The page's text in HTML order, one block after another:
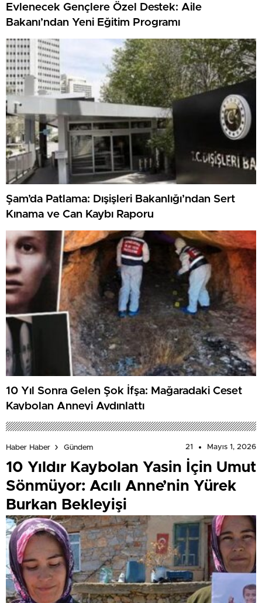
Evlenecek Gençlere Özel Destek: Aile
Bakanı’ndan Yeni Eğitim Programı
Şam’da Patlama: Dışişleri Bakanlığı’ndan Sert
Kınama ve Can Kaybı Raporu
10 Yıl Sonra Gelen Şok İfşa: Mağaradaki Ceset
Kaybolan Anneyi Aydınlattı
Haber Haber Gündem 21 Mayıs 1, 2026
10 Yıldır Kaybolan Yasin İçin Umut
Sönmüyor: Acılı Anne’nin Yürek
Burkan Bekleyişi